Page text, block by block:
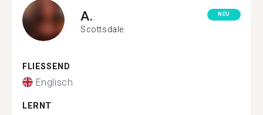
A.
Scottsdale
NEU
FLIESSEND
Englisch
LERNT